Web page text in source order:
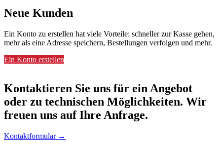
Neue Kunden
Ein Konto zu erstellen hat viele Vorteile: schneller zur Kasse gehen,
mehr als eine Adresse speichern, Bestellungen verfolgen und mehr.
Ein Konto erstellen
Kontaktieren Sie uns für ein Angebot
oder zu technischen Möglichkeiten. Wir
freuen uns auf Ihre Anfrage.
Kontaktformular →